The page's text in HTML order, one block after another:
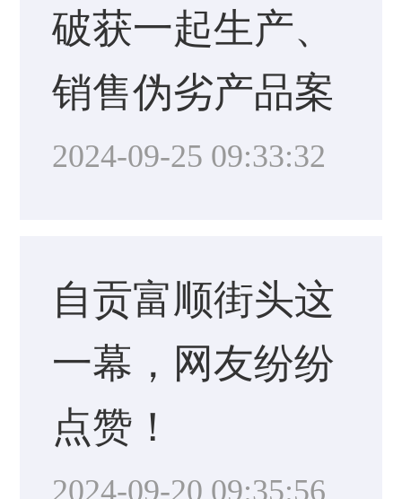
破获一起生产、
销售伪劣产品案
2024-09-25 09:33:32
自贡富顺街头这
一幕，网友纷纷
点赞！
2024-09-20 09:35:56